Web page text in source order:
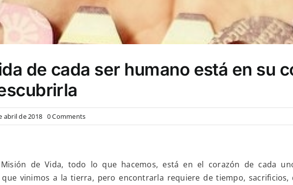
de cada ser humano está en su
abril de 2018 0 Commentson
La
de
cada
ser
de Vida, todo lo que hacemos, está en el corazón de cada
vinimos a la tierra, pero encontrarla requiere de tiempo,